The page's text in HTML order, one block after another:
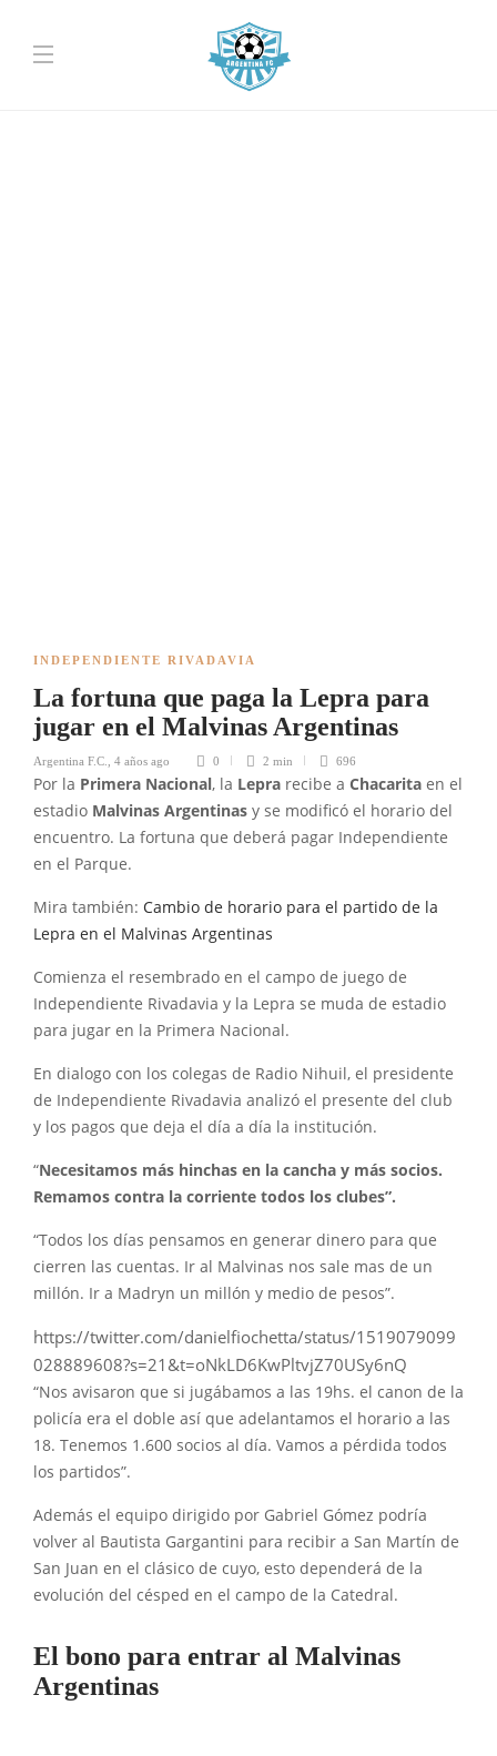
INDEPENDIENTE RIVADAVIA
La fortuna que paga la Lepra para
jugar en el Malvinas Argentinas
Argentina F.C. 4 años ago 0 2 min 696
Por la Primera Nacional, la Lepra recibe a Chacarita en el
estadio Malvinas Argentinas y se modificó el horario del
encuentro. La fortuna que deberá pagar Independiente
en el Parque.
Mira también: Cambio de horario para el partido de la
Lepra en el Malvinas Argentinas
Comienza el resembrado en el campo de juego de
Independiente Rivadavia y la Lepra se muda de estadio
para jugar en la Primera Nacional.
En dialogo con los colegas de Radio Nihuil, el presidente
de Independiente Rivadavia analizó el presente del club
y los pagos que deja el día a día la institución.
“Necesitamos más hinchas en la cancha y más socios.
Remamos contra la corriente todos los clubes”.
“Todos los días pensamos en generar dinero para que
cierren las cuentas. Ir al Malvinas nos sale mas de un
millón. Ir a Madryn un millón y medio de pesos”.
https://twitter.com/danielfiochetta/status/1519079099
028889608?s=21&t=oNkLD6KwPltvjZ70USy6nQ
“Nos avisaron que si jugábamos a las 19hs. el canon de la
policía era el doble así que adelantamos el horario a las
18. Tenemos 1.600 socios al día. Vamos a pérdida todos
los partidos”.
Además el equipo dirigido por Gabriel Gómez podría
volver al Bautista Gargantini para recibir a San Martín de
San Juan en el clásico de cuyo, esto dependerá de la
evolución del césped en el campo de la Catedral.
El bono para entrar al Malvinas
Argentinas